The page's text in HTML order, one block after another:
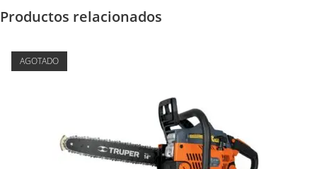
Productos relacionados
AGOTADO